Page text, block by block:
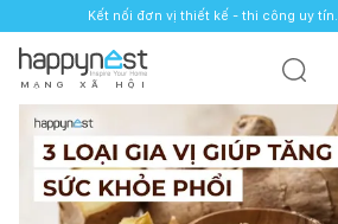
Kết nối đơn vị thiết kế - thi công uy tín.
M Ạ N G X Ã H Ộ I